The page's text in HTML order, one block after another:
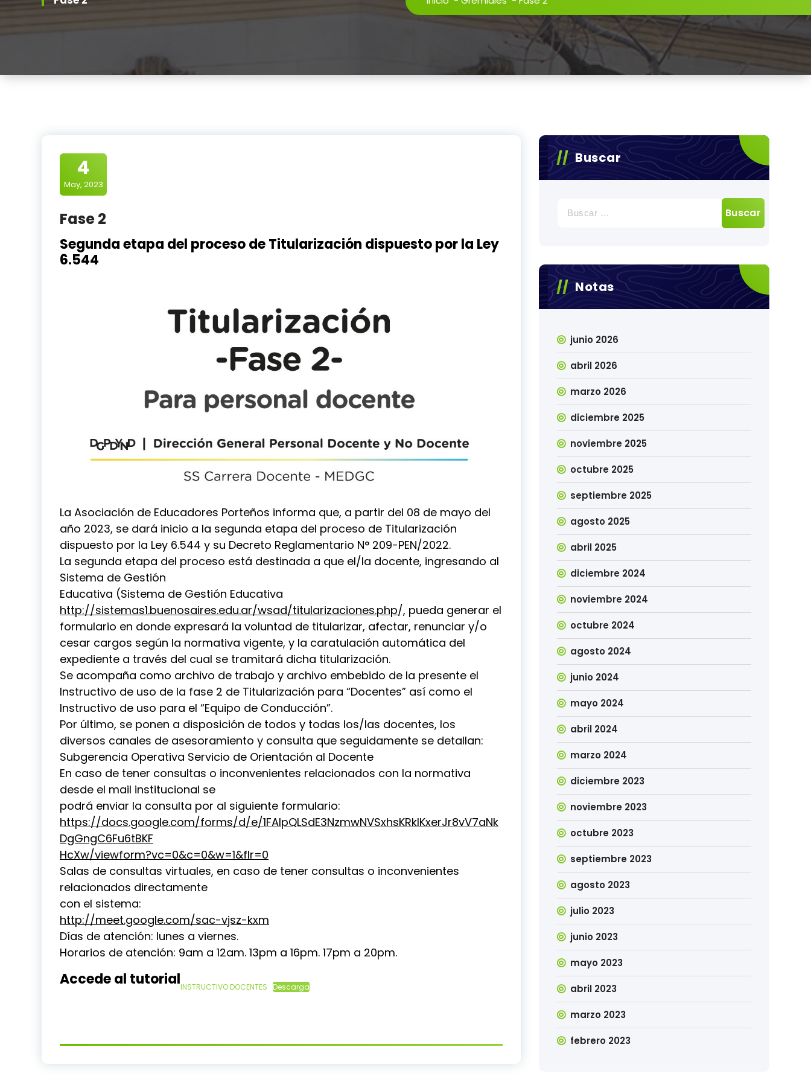
4
May, 2023
Fase 2
Segunda etapa del proceso de Titularización dispuesto por la Ley
6.544
La Asociación de Educadores Porteños informa que, a partir del 08 de mayo del
año 2023, se dará inicio a la segunda etapa del proceso de Titularización
dispuesto por la Ley 6.544 y su Decreto Reglamentario N° 209-PEN/2022.
La segunda etapa del proceso está destinada a que el/la docente, ingresando al
Sistema de Gestión
Educativa (Sistema de Gestión Educativa
http://sistemas1.buenosaires.edu.ar/wsad/titularizaciones.php/, pueda generar el
formulario en donde expresará la voluntad de titularizar, afectar, renunciar y/o
cesar cargos según la normativa vigente, y la caratulación automática del
expediente a través del cual se tramitará dicha titularización.
Se acompaña como archivo de trabajo y archivo embebido de la presente el
Instructivo de uso de la fase 2 de Titularización para “Docentes” así como el
Instructivo de uso para el “Equipo de Conducción”.
Por último, se ponen a disposición de todos y todas los/las docentes, los
diversos canales de asesoramiento y consulta que seguidamente se detallan:
Subgerencia Operativa Servicio de Orientación al Docente
En caso de tener consultas o inconvenientes relacionados con la normativa
desde el mail institucional se
podrá enviar la consulta por al siguiente formulario:
https://docs.google.com/forms/d/e/1FAIpQLSdE3NzmwNVSxhsKRkIKxerJr8vV7aNk
DgGngC6Fu6tBKF
HcXw/viewform?vc=0&c=0&w=1&flr=0
Salas de consultas virtuales, en caso de tener consultas o inconvenientes
relacionados directamente
con el sistema:
http://meet.google.com/sac-vjsz-kxm
Días de atención: lunes a viernes.
Horarios de atención: 9am a 12am. 13pm a 16pm. 17pm a 20pm.
Accede al tutorialINSTRUCTIVO DOCENTES Descarga
Buscar
Notas
junio 2026
abril 2026
marzo 2026
diciembre 2025
noviembre 2025
octubre 2025
septiembre 2025
agosto 2025
abril 2025
diciembre 2024
noviembre 2024
octubre 2024
agosto 2024
junio 2024
mayo 2024
abril 2024
marzo 2024
diciembre 2023
noviembre 2023
octubre 2023
septiembre 2023
agosto 2023
julio 2023
junio 2023
mayo 2023
abril 2023
marzo 2023
febrero 2023